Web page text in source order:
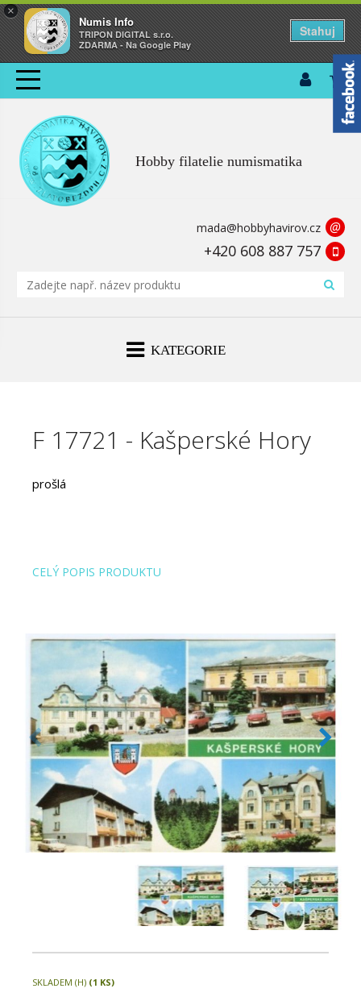
×
Numis Info
TRIPON DIGITAL s.r.o.
ZDARMA - Na Google Play
Stahuj
Hobby filatelie numismatika
mada@hobbyhavirov.cz @
+420 608 887 757
KATEGORIE
F 17721 - Kašperské Hory
prošlá
CELÝ POPIS PRODUKTU
SKLADEM (H) (1 KS)